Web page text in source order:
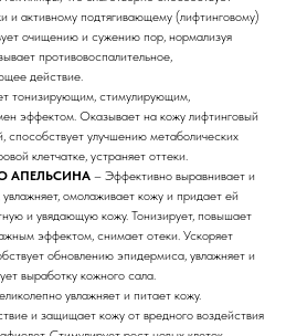
и активному подтягивающему (лифтинговому)
очищению и сужению пор, нормализуя
противовоспалительное,
действие.
тонизирующим, стимулирующим,
эффектом. Оказывает на кожу лифтинговый
способствует улучшению метаболических
клетчатке, устраняет оттеки.
АПЕЛЬСИНА – Эффективно выравнивает и
увлажняет, омолаживает кожу и придает ей
и увядающую кожу. Тонизирует, повышает
эффектом, снимает отеки. Ускоряет
обновлению эпидермиса, увлажняет и
выработку кожного сала.
увлажняет и питает кожу.
и защищает кожу от вредного воздействия